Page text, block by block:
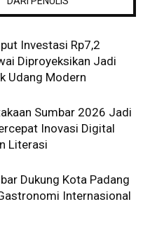
Investasi Rp7,2
Diproyeksikan Jadi
Udang Modern
Sumbar 2026 Jadi
Inovasi Digital
Literasi
Dukung Kota Padang
Internasional